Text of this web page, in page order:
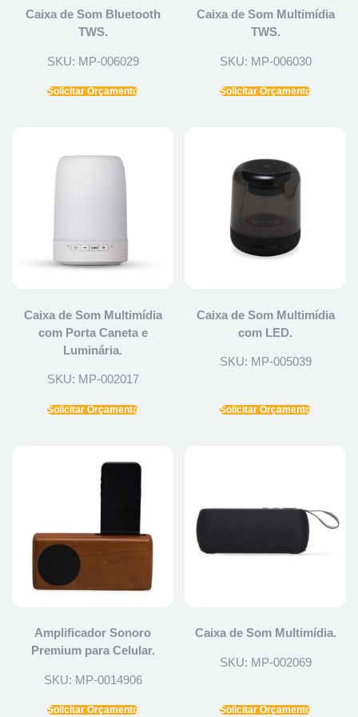
Caixa de Som Bluetooth
TWS.
SKU: MP-006029
Solicitar Orçamento
Caixa de Som Multimídia
TWS.
SKU: MP-006030
Solicitar Orçamento
Caixa de Som Multimídia
com Porta Caneta e
Luminária.
SKU: MP-002017
Solicitar Orçamento
Caixa de Som Multimídia
com LED.
SKU: MP-005039
Solicitar Orçamento
Amplificador Sonoro
Premium para Celular.
SKU: MP-0014906
Solicitar Orçamento
Caixa de Som Multimídia.
SKU: MP-002069
Solicitar Orçamento